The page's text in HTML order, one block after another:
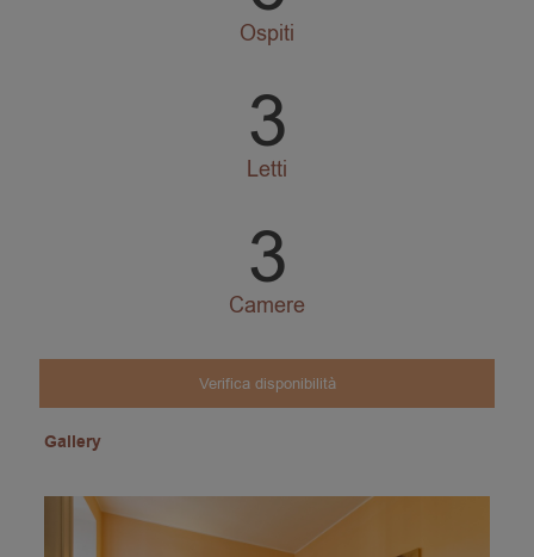
Ospiti
3
Letti
3
Camere
Verifica disponibilità
Gallery